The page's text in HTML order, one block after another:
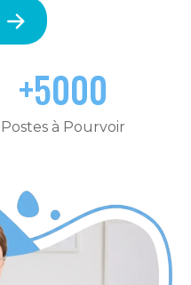
+5000
Postes à Pourvoir